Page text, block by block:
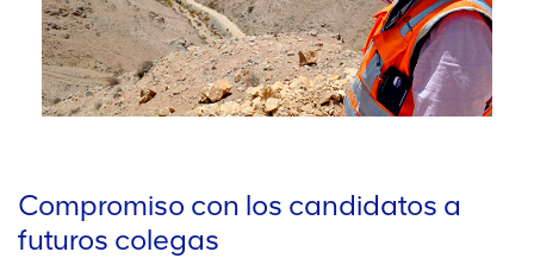
Compromiso con los candidatos a
futuros colegas